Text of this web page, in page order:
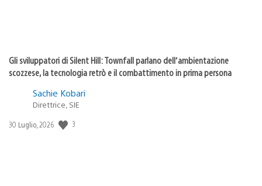
Gli sviluppatori di Silent Hill: Townfall parlano dell’ambientazione
scozzese, la tecnologia retrò e il combattimento in prima persona
Sachie Kobari
Direttrice, SIE
Data
30 Luglio, 2026 3